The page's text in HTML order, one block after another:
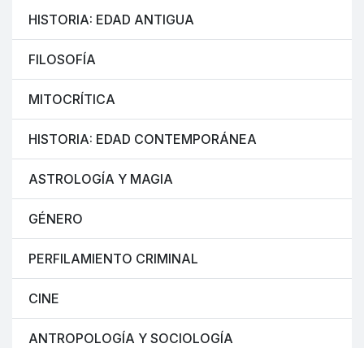
HISTORIA: EDAD ANTIGUA
FILOSOFÍA
MITOCRÍTICA
HISTORIA: EDAD CONTEMPORÁNEA
ASTROLOGÍA Y MAGIA
GÉNERO
PERFILAMIENTO CRIMINAL
CINE
ANTROPOLOGÍA Y SOCIOLOGÍA